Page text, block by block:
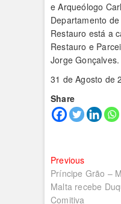
e Arqueólogo
Departamento
Restauro está a
Restauro e
Jorge Gonçalves.
31 de Agosto de
Share
Navegação
de
PreviousPrevious
post:
Príncipe Grão –
Malta recebe
Comitiva